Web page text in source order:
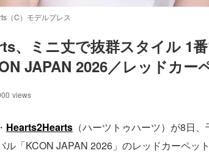
（C）モデルプレス
Unmute Loaded
87.03%
、ミニ丈で抜群スタイル 1
JAPAN 2026／レッドカー
views
Hearts2Hearts （ハーツトゥハーツ）が8日
「KCON JAPAN 2026」のレッドカーペット